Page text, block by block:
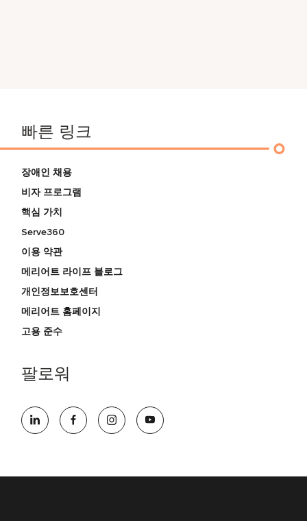
빠른 링크
장애인 채용
비자 프로그램
핵심 가치
Serve360
이용 약관
메리어트 라이프 블로그
개인정보보호센터
메리어트 홈페이지
고용 준수
팔로워